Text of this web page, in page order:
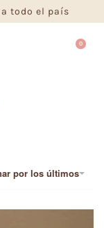
todo el país
0
por los últimos